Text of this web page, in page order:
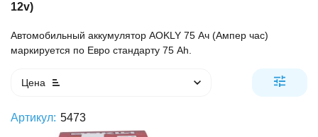
12v)
Автомобильный аккумулятор AOKLY 75 Ач (Ампер час)
маркируется по Евро стандарту 75 Ah.
Цена
Артикул: 5473